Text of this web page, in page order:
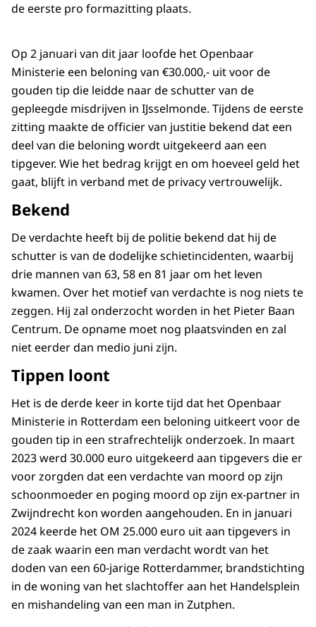
de eerste pro formazitting plaats.
Op 2 januari van dit jaar loofde het Openbaar
Ministerie een beloning van €30.000,- uit voor de
gouden tip die leidde naar de schutter van de
gepleegde misdrijven in IJsselmonde. Tijdens de eerste
zitting maakte de officier van justitie bekend dat een
deel van die beloning wordt uitgekeerd aan een
tipgever. Wie het bedrag krijgt en om hoeveel geld het
gaat, blijft in verband met de privacy vertrouwelijk.
Bekend
De verdachte heeft bij de politie bekend dat hij de
schutter is van de dodelijke schietincidenten, waarbij
drie mannen van 63, 58 en 81 jaar om het leven
kwamen. Over het motief van verdachte is nog niets te
zeggen. Hij zal onderzocht worden in het Pieter Baan
Centrum. De opname moet nog plaatsvinden en zal
niet eerder dan medio juni zijn.
Tippen loont
Het is de derde keer in korte tijd dat het Openbaar
Ministerie in Rotterdam een beloning uitkeert voor de
gouden tip in een strafrechtelijk onderzoek. In maart
2023 werd 30.000 euro uitgekeerd aan tipgevers die er
voor zorgden dat een verdachte van moord op zijn
schoonmoeder en poging moord op zijn ex-partner in
Zwijndrecht kon worden aangehouden. En in januari
2024 keerde het OM 25.000 euro uit aan tipgevers in
de zaak waarin een man verdacht wordt van het
doden van een 60-jarige Rotterdammer, brandstichting
in de woning van het slachtoffer aan het Handelsplein
en mishandeling van een man in Zutphen.